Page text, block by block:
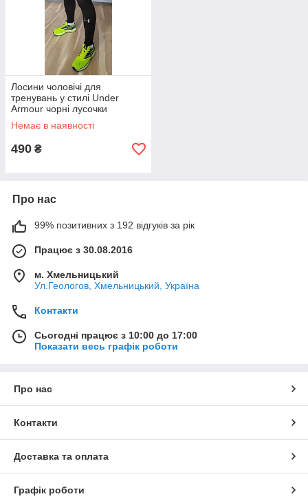
Лосини чоловічі для
тренувань у стилі Under
Armour чорні лусочки
Немає в наявності
490 ₴
Про нас
99% позитивних з 192 відгуків за рік
Працює з 30.08.2016
м. Хмельницький
Ул.Геологов, Хмельницький, Україна
Контакти
Сьогодні працює з 10:00 до 17:00
Показати весь графік роботи
Про нас
Контакти
Доставка та оплата
Графік роботи